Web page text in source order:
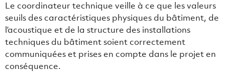
Le coordinateur technique veille à ce que les valeurs
seuils des caractéristiques physiques du bâtiment, de
l’acoustique et de la structure des installations
techniques du bâtiment soient correctement
communiquées et prises en compte dans le projet en
conséquence.